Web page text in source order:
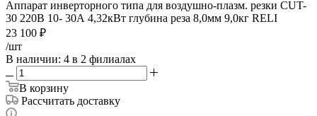
Аппарат инверторного типа для воздушно-плазм. резки CUT-
30 220В 10- 30А 4,32кВт глубина реза 8,0мм 9,0кг RELI
23 100 ₽
/шт
В наличии: 4 в 2 филиалах
В корзину
Рассчитать доставку